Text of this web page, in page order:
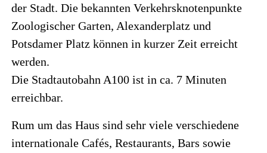
der Stadt. Die bekannten Verkehrsknotenpunkte
Zoologischer Garten, Alexanderplatz und
Potsdamer Platz können in kurzer Zeit erreicht
werden.
Die Stadtautobahn A100 ist in ca. 7 Minuten
erreichbar.
Rum um das Haus sind sehr viele verschiedene
internationale Cafés, Restaurants, Bars sowie